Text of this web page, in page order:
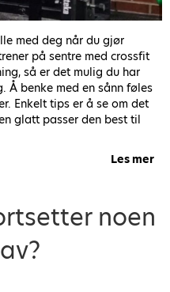
med deg når du gjør
på sentre med crossfit
så er det mulig du har
Å benke med en sånn føles
Enkelt tips er å se om det
glatt passer den best til
Les mer
noen